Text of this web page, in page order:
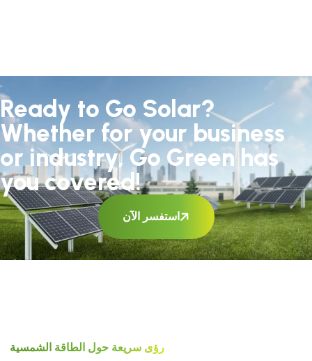
Ready to Go Solar?
Whether for your business
or industry, Go Green has
you covered!
استفسر الآن
رؤى سريعة حول الطاقة الشمسية